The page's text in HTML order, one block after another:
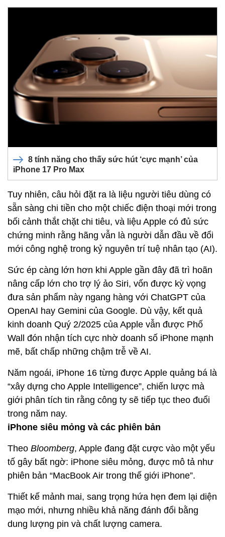
8 tính năng cho thấy sức hút ‘cực mạnh’ của
iPhone 17 Pro Max
Tuy nhiên, câu hỏi đặt ra là liệu người tiêu dùng có
sẵn sàng chi tiền cho một chiếc điện thoại mới trong
bối cảnh thắt chặt chi tiêu, và liệu Apple có đủ sức
chứng minh rằng hãng vẫn là người dẫn đầu về đổi
mới công nghệ trong kỷ nguyên trí tuệ nhân tạo (AI).
Sức ép càng lớn hơn khi Apple gần đây đã trì hoãn
nâng cấp lớn cho trợ lý ảo Siri, vốn được kỳ vọng
đưa sản phẩm này ngang hàng với ChatGPT của
OpenAI hay Gemini của Google. Dù vậy, kết quả
kinh doanh Quý 2/2025 của Apple vẫn được Phố
Wall đón nhận tích cực nhờ doanh số iPhone mạnh
mẽ, bất chấp những chậm trễ về AI.
Năm ngoái, iPhone 16 từng được Apple quảng bá là
“xây dựng cho Apple Intelligence”, chiến lược mà
giới phân tích tin rằng công ty sẽ tiếp tục theo đuổi
trong năm nay.
iPhone siêu mỏng và các phiên bản
Theo Bloomberg, Apple đang đặt cược vào một yếu
tố gây bất ngờ: iPhone siêu mỏng, được mô tả như
phiên bản “MacBook Air trong thế giới iPhone”.
Thiết kế mảnh mai, sang trọng hứa hẹn đem lại diện
mạo mới, nhưng nhiều khả năng đánh đổi bằng
dung lượng pin và chất lượng camera.